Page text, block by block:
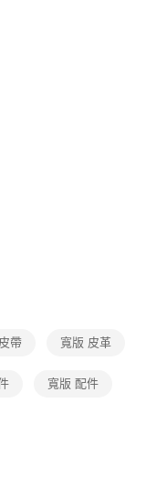
帶 寬版 皮革
寬版 配件